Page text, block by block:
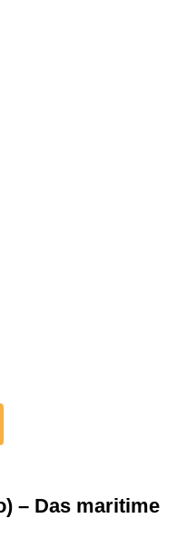
– Das maritime